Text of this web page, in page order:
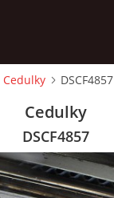
Cedulky DSCF4857
Cedulky
DSCF4857